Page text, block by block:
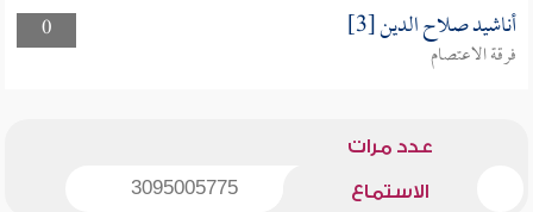
0
أناشيد صلاح الدين [3]
فرقة الاعتصام
عدد مرات
الاستماع 3095005775